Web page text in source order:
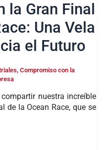
la Gran Final
Una Vela
el Futuro
, Compromiso con la
nuestra increíble
de la Ocean Race, que se